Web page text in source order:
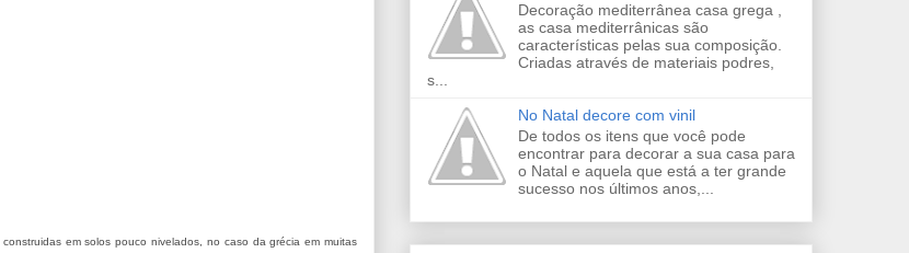
em solos pouco nivelados, no caso da grécia em muitas
Decoração mediterrânea casa grega ,
as casa mediterrânicas são
características pelas sua composição.
Criadas através de materiais podres,
s...
No Natal decore com vinil
De todos os itens que você pode
encontrar para decorar a sua casa para
o Natal e aquela que está a ter grande
sucesso nos últimos anos,...